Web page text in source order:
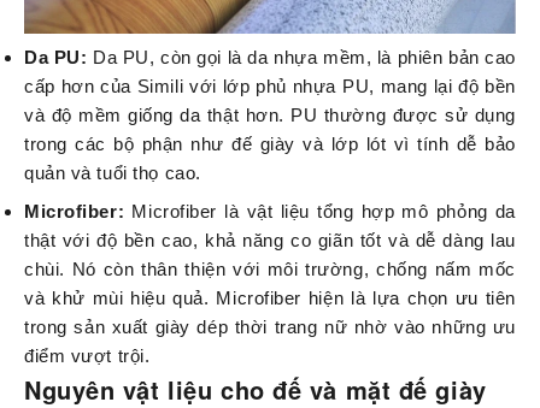
Da PU: Da PU, còn gọi là da nhựa mềm, là phiên bản cao
cấp hơn của Simili với lớp phủ nhựa PU, mang lại độ bền
và độ mềm giống da thật hơn. PU thường được sử dụng
trong các bộ phận như đế giày và lớp lót vì tính dễ bảo
quản và tuổi thọ cao.
Microfiber: Microfiber là vật liệu tổng hợp mô phỏng da
thật với độ bền cao, khả năng co giãn tốt và dễ dàng lau
chùi. Nó còn thân thiện với môi trường, chống nấm mốc
và khử mùi hiệu quả. Microfiber hiện là lựa chọn ưu tiên
trong sản xuất giày dép thời trang nữ nhờ vào những ưu
điểm vượt trội.
Nguyên vật liệu cho đế và mặt đế giày